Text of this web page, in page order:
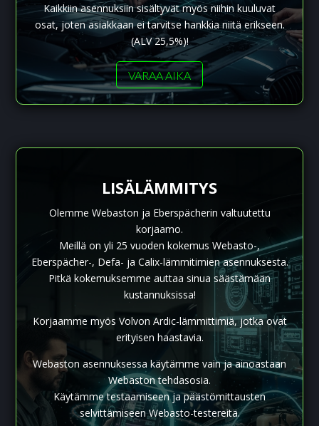
Kaikkiin asennuksiin sisältyvät myös niihin kuuluvat
osat, joten asiakkaan ei tarvitse hankkia niitä erikseen.
(ALV 25,5%)!
VARAA AIKA
LISÄLÄMMITYS
Olemme Webaston ja Eberspächerin valtuutettu
korjaamo.
Meillä on yli 25 vuoden kokemus Webasto-,
Eberspächer-, Defa- ja Calix-lämmitimien asennuksesta.
Pitkä kokemuksemme auttaa sinua säästämään
kustannuksissa!
Korjaamme myös Volvon Ardic-lämmittimiä, jotka ovat
erityisen haastavia.
Webaston asennuksessa käytämme vain ja ainoastaan
Webaston tehdasosia.
Käytämme testaamiseen ja päästömittausten
selvittämiseen Webasto-testereitä.